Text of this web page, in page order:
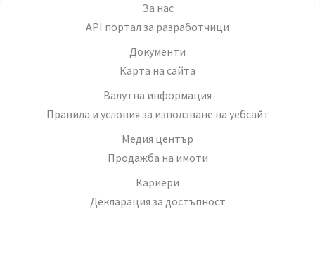
За нас
API портал за разработчици
Документи
Карта на сайта
Валутна информация
Правила и условия за използване на уебсайт
Медия център
Продажба на имоти
Кариери
Декларация за достъпност